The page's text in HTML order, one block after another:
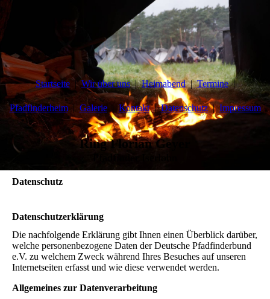
Startseite Wir über uns Heimabend Termine
Pfadfinderheim Galerie Kontakt Datenschutz Impressum
Ring Florian Geyer
Pfadfinder Iserlohn
Datenschutz
Datenschutzerklärung
Die nachfolgende Erklärung gibt Ihnen einen Überblick darüber,
welche personenbezogene Daten der Deutsche Pfadfinderbund
e.V. zu welchem Zweck während Ihres Besuches auf unseren
Internetseiten erfasst und wie diese verwendet werden.
Allgemeines zur Datenverarbeitung